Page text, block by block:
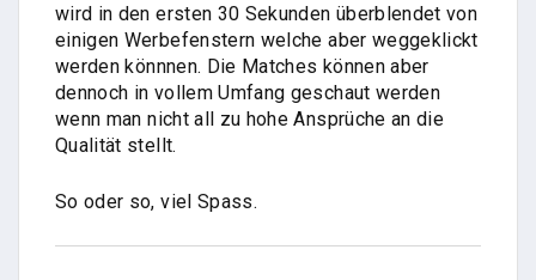
wird in den ersten 30 Sekunden überblendet von
einigen Werbefenstern welche aber weggeklickt
werden könnnen. Die Matches können aber
dennoch in vollem Umfang geschaut werden
wenn man nicht all zu hohe Ansprüche an die
Qualität stellt.
So oder so, viel Spass.